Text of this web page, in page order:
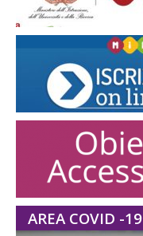
AREA COVID -19